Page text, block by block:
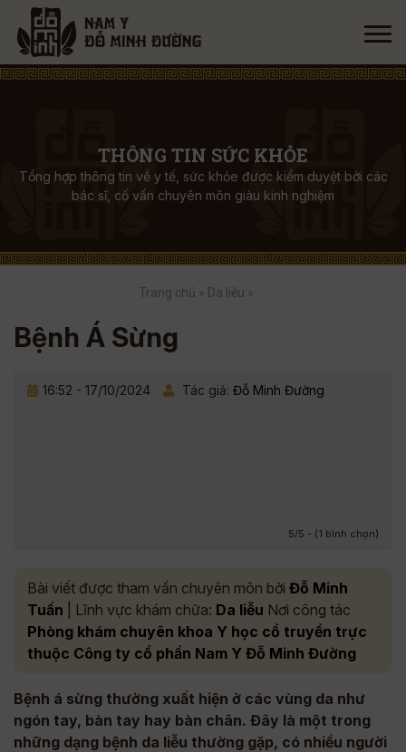
THÔNG TIN SỨC KHỎE
Tổng hợp thông tin về y tế, sức khỏe được kiểm duyệt bởi các
bác sĩ, cố vấn chuyên môn giàu kinh nghiệm
Trang chủ » Da liễu »
Bệnh Á Sừng
16:52 - 17/10/2024 Tác giả: Đỗ Minh Đường
5/5 - (1 bình chọn)
Bài viết được tham vấn chuyên môn bởi Đỗ Minh
Tuấn | Lĩnh vực khám chữa: Da liễu Nơi công tác
Phòng khám chuyên khoa Y học cổ truyền trực
thuộc Công ty cổ phần Nam Y Đỗ Minh Đường
Bệnh á sừng thường xuất hiện ở các vùng da như
ngón tay, bàn tay hay bàn chân. Đây là một trong
những dạng bệnh da liễu thường gặp, có nhiều người